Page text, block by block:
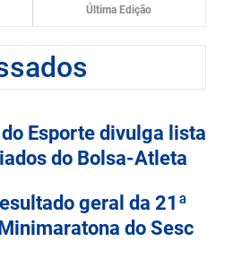
Última Edição
Esporte divulga lista
do Bolsa-Atleta
geral da 21ª
do Sesc